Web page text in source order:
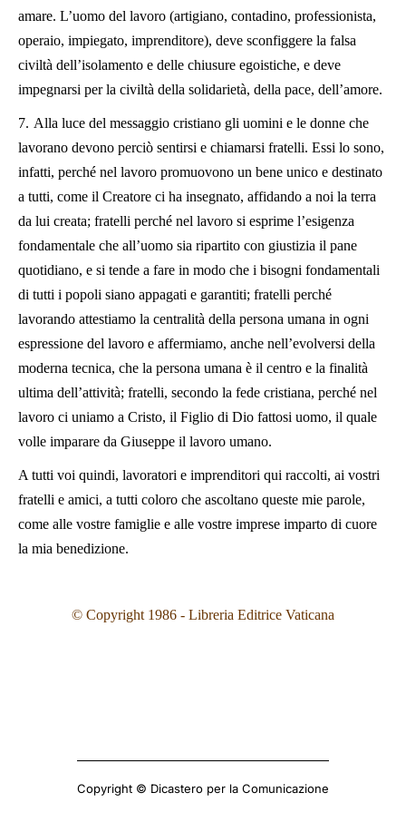
amare. L’uomo del lavoro (artigiano, contadino, professionista,
operaio, impiegato, imprenditore), deve sconfiggere la falsa
civiltà dell’isolamento e delle chiusure egoistiche, e deve
impegnarsi per la civiltà della solidarietà, della pace, dell’amore.
7. Alla luce del messaggio cristiano gli uomini e le donne che
lavorano devono perciò sentirsi e chiamarsi fratelli. Essi lo sono,
infatti, perché nel lavoro promuovono un bene unico e destinato
a tutti, come il Creatore ci ha insegnato, affidando a noi la terra
da lui creata; fratelli perché nel lavoro si esprime l’esigenza
fondamentale che all’uomo sia ripartito con giustizia il pane
quotidiano, e si tende a fare in modo che i bisogni fondamentali
di tutti i popoli siano appagati e garantiti; fratelli perché
lavorando attestiamo la centralità della persona umana in ogni
espressione del lavoro e affermiamo, anche nell’evolversi della
moderna tecnica, che la persona umana è il centro e la finalità
ultima dell’attività; fratelli, secondo la fede cristiana, perché nel
lavoro ci uniamo a Cristo, il Figlio di Dio fattosi uomo, il quale
volle imparare da Giuseppe il lavoro umano.
A tutti voi quindi, lavoratori e imprenditori qui raccolti, ai vostri
fratelli e amici, a tutti coloro che ascoltano queste mie parole,
come alle vostre famiglie e alle vostre imprese imparto di cuore
la mia benedizione.
© Copyright 1986 - Libreria Editrice Vaticana
Copyright © Dicastero per la Comunicazione